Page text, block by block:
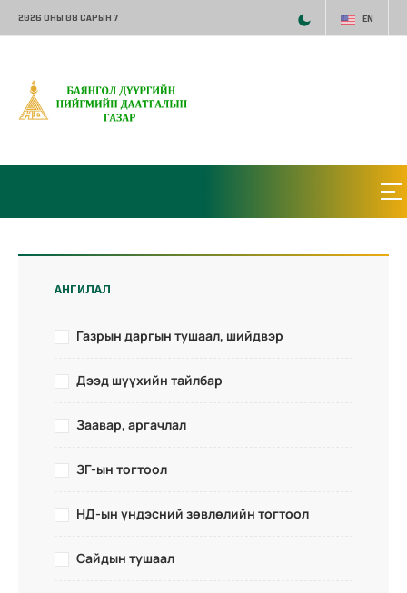
2026 ОНЫ 08 САРЫН 7 EN
АНГИЛАЛ
Газрын даргын тушаал, шийдвэр
Дээд шүүхийн тайлбар
Заавар, аргачлал
ЗГ-ын тогтоол
НД-ын үндэсний зөвлөлийн тогтоол
Сайдын тушаал